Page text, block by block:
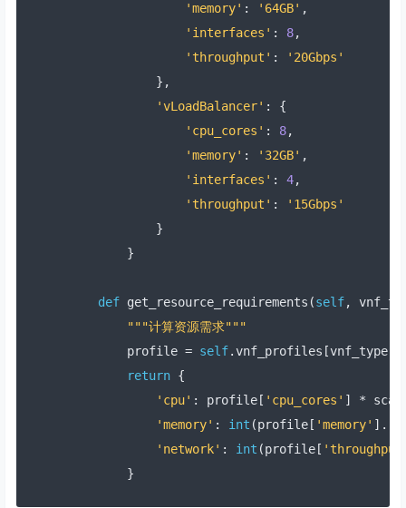
'memory' : '64GB' ,
'interfaces' : 8,
'throughput' :
'20Gbps'
},
'vLoadBalancer' :
{
'cpu_cores' : 8,
'memory' : '32GB' ,
'interfaces' : 4,
'throughput' :
'15Gbps'
}
}
def get_resource_requirements (self,
"""计算资源需求"""
        profile
= self.vnf_profiles [vnf_type]
return {
'cpu' : profile[ 'cpu_cores' ] *
'memory' : int (profile[ 'memory' ].
'network' : int (profile[
}